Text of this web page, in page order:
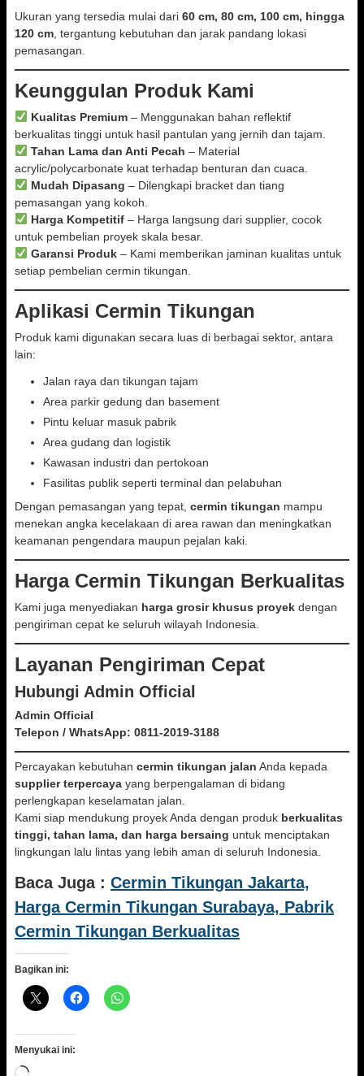
Ukuran yang tersedia mulai dari 60 cm, 80 cm, 100 cm, hingga
120 cm , tergantung kebutuhan dan jarak pandang lokasi
pemasangan.
Keunggulan Produk Kami
Kualitas Premium– Menggunakan bahan reflektif
berkualitas tinggi untuk hasil pantulan yang jernih dan tajam.
Tahan Lama dan Anti Pecah – Material
acrylic/polycarbonate kuat terhadap benturan dan cuaca.
Mudah Dipasang – Dilengkapi bracket dan tiang
pemasangan yang kokoh.
Harga Kompetitif– Harga langsung dari supplier, cocok
untuk pembelian proyek skala besar.
Garansi Produk– Kami memberikan jaminan kualitas untuk
setiap pembelian cermin tikungan.
Aplikasi Cermin Tikungan
Produk kami digunakan secara luas di berbagai sektor, antara
lain:
Jalan raya dan tikungan tajam
Area parkir gedung dan basement
Pintu keluar masuk pabrik
Area gudang dan logistik
Kawasan industri dan pertokoan
Fasilitas publik seperti terminal dan pelabuhan
Dengan pemasangan yang tepat, cermin tikungan mampu
menekan angka kecelakaan di area rawan dan meningkatkan
keamanan pengendara maupun pejalan kaki.
Harga Cermin Tikungan Berkualitas
Kami juga menyediakan harga grosir khusus proyek dengan
pengiriman cepat ke seluruh wilayah Indonesia.
Layanan Pengiriman Cepat
Hubungi Admin Official
Admin Official
Telepon / WhatsApp: 0811-2019-3188
Percayakan kebutuhan cermin tikungan jalan Anda kepada
supplier terpercaya yang berpengalaman di bidang
perlengkapan keselamatan jalan.
Kami siap mendukung proyek Anda dengan produk berkualitas
tinggi, tahan lama, dan harga bersaing untuk menciptakan
lingkungan lalu lintas yang lebih aman di seluruh Indonesia.
Baca Juga : Cermin Tikungan Jakarta,
Harga Cermin Tikungan Surabaya, Pabrik
Cermin Tikungan Berkualitas
Bagikan ini:
Menyukai ini:
Memuat...